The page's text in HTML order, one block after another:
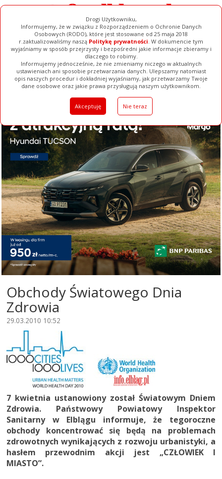
Drogi Użytkowniku,
Informujemy, że w związku z Rozporządzeniem o Ochronie Danych
Osobowych (RODO), które jest stosowane od 25 maja 2018
r.zaktualizowaliśmy naszą Politykę prywatności. W dokumencie tym
wyjaśniamy w sposób przejrzysty i bezpośredni jakie informacje zbieramy i
dlaczego to robimy.
Informujemy jednocześnie, że nie zmieniamy niczego w aktualnych
ustawieniach ani sposobie przetwarzania danych. Ulepszamy natomiast
opis naszych procedur i dokładniej wyjaśniamy, jak przetwarzamy Twoje
dane osobowe oraz jakie prawa przysługują naszym użytkownikom.
Akceptuję Nie teraz
Ogłoszenia Filmy Galerie Baza Firm Pełna Wersja
Obchody Światowego Dnia
Zdrowia
29.03.2010 10:52
7 kwietnia ustanowiony został Światowym Dniem
Zdrowia. Państwowy Powiatowy Inspektor
Sanitarny w Elblągu informuje, że tegoroczne
obchody koncentrować się będą na problemach
zdrowotnych wynikających z rozwoju urbanistyki, a
hasłem przewodnim akcji jest „CZŁOWIEK I
MIASTO”.